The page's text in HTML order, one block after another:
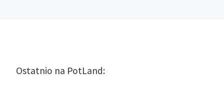
Ostatnio na PotLand: